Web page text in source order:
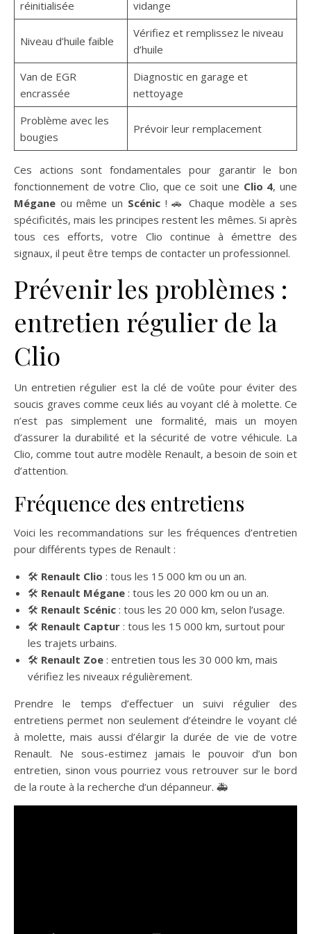
réinitialisée vidange
Niveau d’huile faible
Vérifiez et remplissez le niveau
d’huile
Van de EGR
encrassée
Diagnostic en garage et
nettoyage
Problème avec les
bougies
Prévoir leur remplacement
Ces actions sont fondamentales pour garantir le bon
fonctionnement de votre Clio, que ce soit une Clio 4, une
Mégane ou même un Scénic! 🚗 Chaque modèle a ses
spécificités, mais les principes restent les mêmes. Si après
tous ces efforts, votre Clio continue à émettre des
signaux, il peut être temps de contacter un professionnel.
Prévenir les problèmes :
entretien régulier de la
Clio
Un entretien régulier est la clé de voûte pour éviter des
soucis graves comme ceux liés au voyant clé à molette. Ce
n’est pas simplement une formalité, mais un moyen
d’assurer la durabilité et la sécurité de votre véhicule. La
Clio, comme tout autre modèle Renault, a besoin de soin et
d’attention.
Fréquence des entretiens
Voici les recommandations sur les fréquences d’entretien
pour différents types de Renault :
🛠️ Renault Clio : tous les 15 000 km ou un an.
🛠️ Renault Mégane : tous les 20 000 km ou un an.
🛠️ Renault Scénic : tous les 20 000 km, selon l’usage.
🛠️ Renault Captur : tous les 15 000 km, surtout pour
les trajets urbains.
🛠️ Renault Zoe : entretien tous les 30 000 km, mais
vérifiez les niveaux régulièrement.
Prendre le temps d’effectuer un suivi régulier des
entretiens permet non seulement d’éteindre le voyant clé
à molette, mais aussi d’élargir la durée de vie de votre
Renault. Ne sous-estimez jamais le pouvoir d’un bon
entretien, sinon vous pourriez vous retrouver sur le bord
de la route à la recherche d’un dépanneur. 🚑